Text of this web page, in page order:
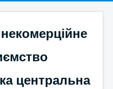
центральна